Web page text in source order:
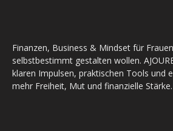
Finanzen, Business & Mindset für
selbstbestimmt gestalten wollen.
klaren Impulsen, praktischen Tools und
mehr Freiheit, Mut und finanzielle Stärke.